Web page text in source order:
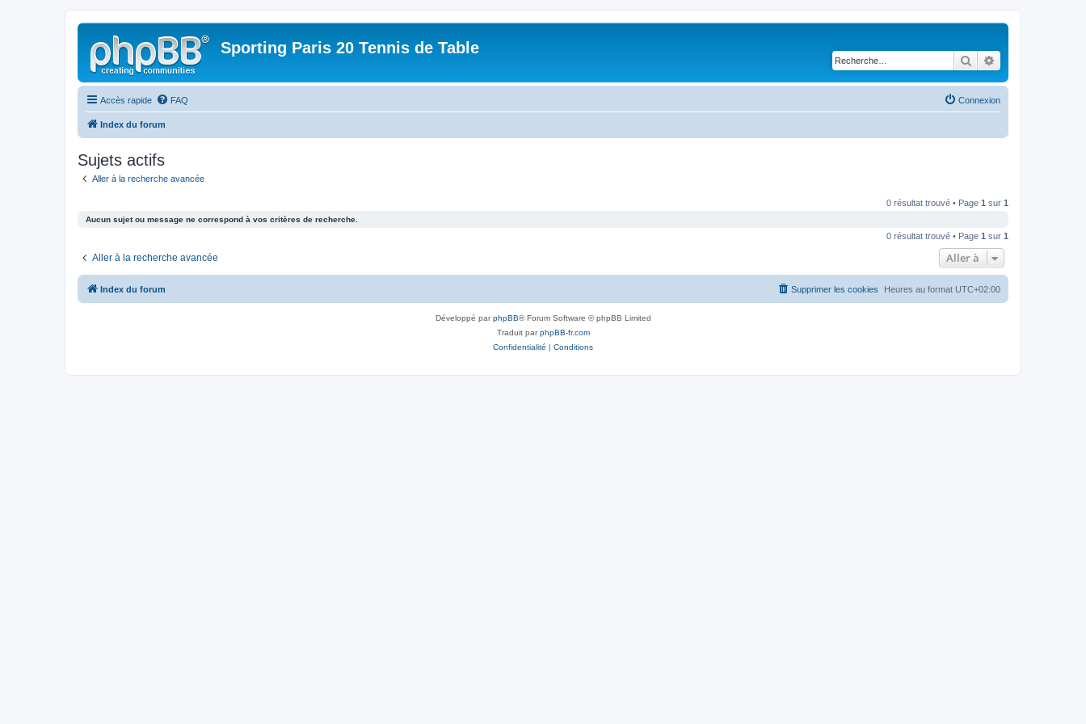
Sporting Paris 20 Tennis de Table
Rechercher
Accès rapide FAQ Connexion
Index du forum
Sujets actifs
Aller à la recherche avancée
0 résultat trouvé • Page 1 sur 1
Aucun sujet ou message ne correspond à vos critères de recherche.
0 résultat trouvé • Page 1 sur 1
Aller à la recherche avancée Aller à
Index du forum Heures au format UTC+02:00
Supprimer les cookies
Développé parphpBB® Forum Software © phpBB Limited
Traduit parphpBB-fr.com
Confidentialité | Conditions